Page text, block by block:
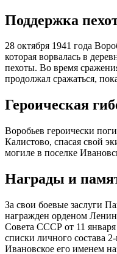
Поддержка
28 октября 1941 года
которая ворвалась в
пехоты. Во время
продолжал сражаться,
Героическая
Воробьев героически
Калистово, спасая свой
могиле в поселке
Награды и
За свои боевые заслуги
награжден орденом
Совета СССР от 11 января
списки личного состава
Ивановское его именем